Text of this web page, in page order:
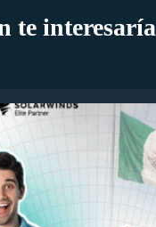
te interesaría